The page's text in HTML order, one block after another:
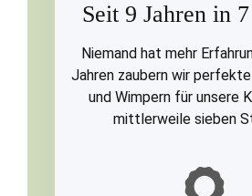
Seit 9 Jahren in
Niemand hat mehr
Jahren zaubern wir
und Wimpern für unsere
mittlerweile sieben